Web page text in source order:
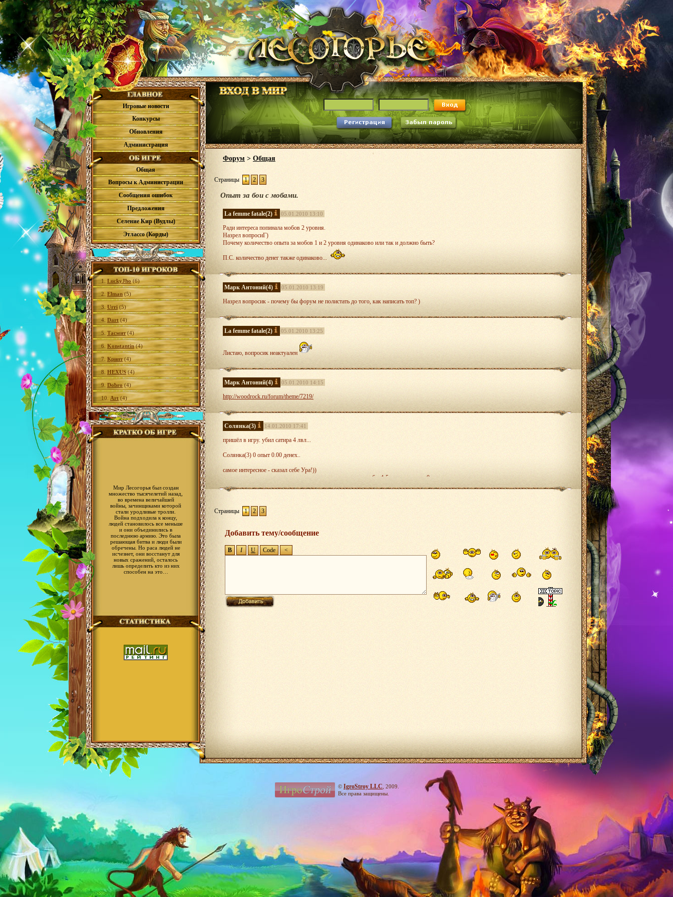
Игровые новости
Конкурсы
Обновления
Администрация
Общая
Вопросы к Администрации
Сообщения ошибок
Предложения
Селение Кир (Вудлы)
Этлассо (Корды)
1. LuckyJho (6)
2. Elman(5)
3. Urri (5)
4. Dart (4)
5. Тасмит(4)
6. Konstantin(4)
7. Крипт(4)
8. HEXUS(4)
9. Dobro(4)
10. Art (4)
Мир Лесогорья был создан
множество тысячелетий назад,
во времена величайшей
войны, зачинщиками которой
стали уродливые тролли.
Война подходила к концу,
людей становилось все меньше
и они объединились в
последнюю армию. Это была
решающая битва и люди были
обречены. Но раса людей не
исчезнет, они восстанут для
новых сражений, осталось
лишь определить кто из них
способен на это…
Форум > Общая
Страницы 1 2 3
Опыт за бои с мобами.
La femme fatale(2) 05.01.2010 13:10
Ради интереса попинала мобов 2 уровня.
Назрел вопросиГ)
Почему количество опыта за мобов 1 и 2 уровня одинаково или так и должно быть?
П.С. количество денег также одинаково...
Марк Антоний(4) 05.01.2010 13:19
Назрел вопросик - почему бы форум не полистать до того, как написать топ? )
La femme fatale(2) 05.01.2010 13:25
Листаю, вопросик неактуален
Марк Антоний(4) 05.01.2010 14:15
http://woodrock.ru/forum/theme/7219/
Солянка(3) 14.01.2010 17:41
пришёл в игру. убил сатира 4 лвл...
Солянка(3) 0 опыт 0.00 денех..
самое интересное - сказал себе Ура!))
наконец то отредактировали зависимость опыта от силы моба. 4-5 лвл правда по 0.
Страницы 1 2 3
Добавить тему/сообщение
© IgroStroy LLC , 2009.
Все права защищены.